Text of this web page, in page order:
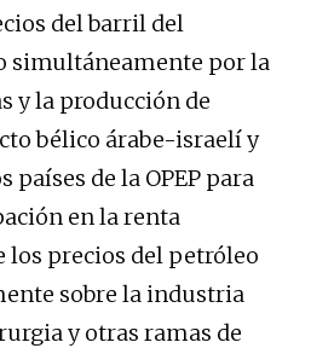
del barril del
simultáneamente por la
y la producción de
bélico árabe-israelí y
países de la OPEP para
en la renta
los precios del petróleo
sobre la industria
y otras ramas de